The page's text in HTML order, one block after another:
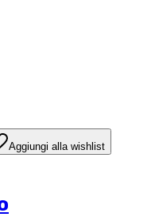
Aggiungi alla wishlist